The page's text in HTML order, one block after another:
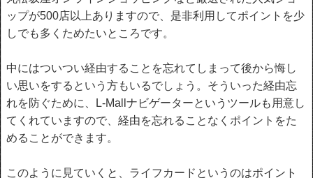
ップが500店以上ありますので、是非利用してポイントを少
しでも多くためたいところです。
中にはついつい経由することを忘れてしまって後から悔し
い思いをするという方もいるでしょう。そういった経由忘
れを防ぐために、L-Mallナビゲーターというツールも用意し
てくれていますので、経由を忘れることなくポイントをた
めることができます。
このように見ていくと、ライフカードというのはポイント